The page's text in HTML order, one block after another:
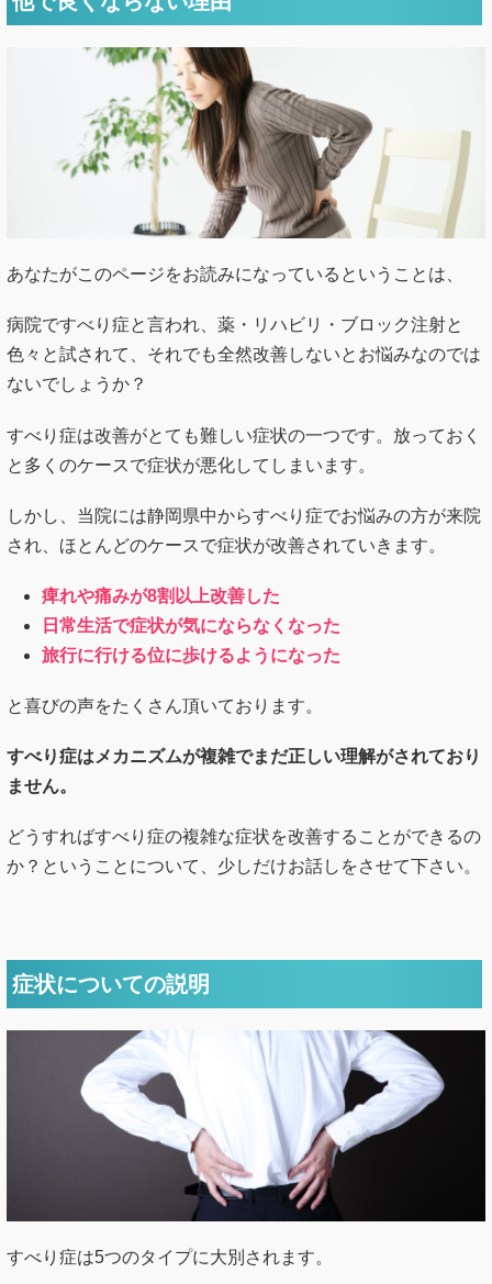
あなたがこのページをお読みになっているということは、
病院ですべり症と言われ、薬・リハビリ・ブロック注射と
色々と試されて、それでも全然改善しないとお悩みなのでは
ないでしょうか？
すべり症は改善がとても難しい症状の一つです。放っておく
と多くのケースで症状が悪化してしまいます。
しかし、当院には静岡県中からすべり症でお悩みの方が来院
され、ほとんどのケースで症状が改善されていきます。
痺れや痛みが8割以上改善した
日常生活で症状が気にならなくなった
旅行に行ける位に歩けるようになった
と喜びの声をたくさん頂いております。
すべり症はメカニズムが複雑でまだ正しい理解がされており
ません。
どうすればすべり症の複雑な症状を改善することができるの
か？ということについて、少しだけお話しをさせて下さい。
症状についての説明
すべり症は5つのタイプに大別されます。